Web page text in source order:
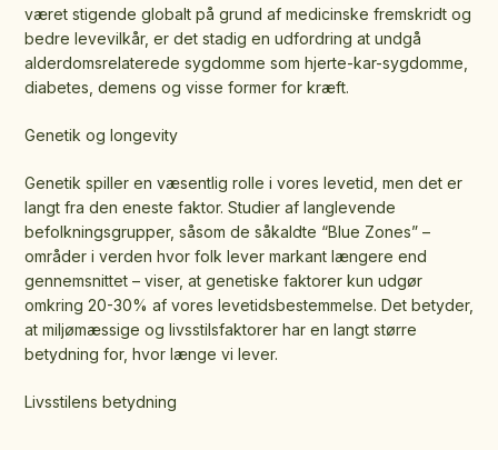
været stigende globalt på grund af medicinske fremskridt og
bedre levevilkår, er det stadig en udfordring at undgå
alderdomsrelaterede sygdomme som hjerte-kar-sygdomme,
diabetes, demens og visse former for kræft.
Genetik og longevity
Genetik spiller en væsentlig rolle i vores levetid, men det er
langt fra den eneste faktor. Studier af langlevende
befolkningsgrupper, såsom de såkaldte “Blue Zones” –
områder i verden hvor folk lever markant længere end
gennemsnittet – viser, at genetiske faktorer kun udgør
omkring 20-30% af vores levetidsbestemmelse. Det betyder,
at miljømæssige og livsstilsfaktorer har en langt større
betydning for, hvor længe vi lever.
Livsstilens betydning